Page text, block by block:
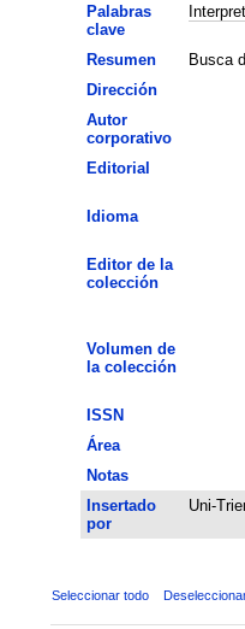
Palabras
clave
Resumen
Busca
Dirección
Autor
corporativo
Editorial
Idioma
Editor de la
colección
Volumen de
la colección
ISSN
Área
Notas
Insertado
por
Uni-
Seleccionar todo